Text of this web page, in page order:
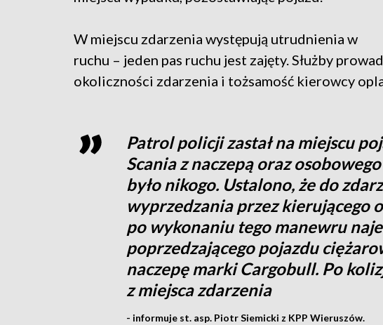
W miejscu zdarzenia występują utrudnienia w
ruchu – jeden pas ruchu jest zajęty. Służby
okoliczności zdarzenia i tożsamość kierowcy
Patrol policji zastał na miejscu
Scania z naczepą oraz
było nikogo. Ustalono, że do
wyprzedzania przez kierującego
po wykonaniu tego manewru
poprzedzającego pojazdu
naczepę marki Cargobull. Po
z miejsca zdarzenia
- informuje st. asp. Piotr Siemicki z KPP Wieruszów.